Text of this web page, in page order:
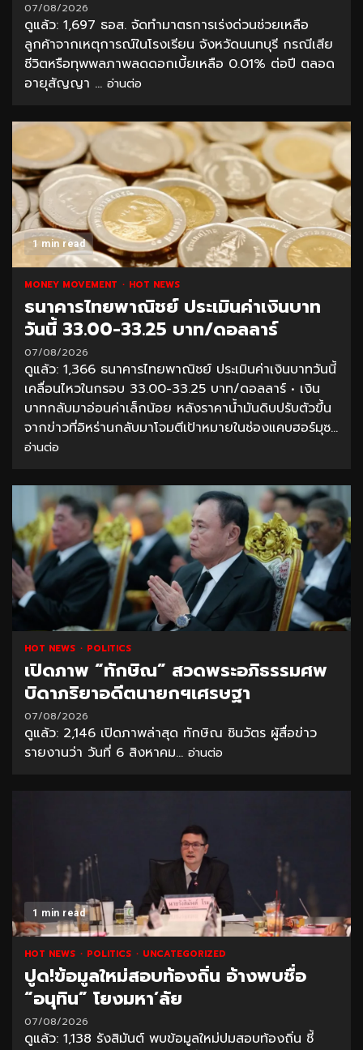
07/08/2026
ดูแล้ว: 1,697 ธอส. จัดทำมาตรการเร่งด่วนช่วยเหลือ
ลูกค้าจากเหตุการณ์ในโรงเรียน จังหวัดนนทบุรี กรณีเสีย
ชีวิตหรือทุพพลภาพลดดอกเบี้ยเหลือ 0.01% ต่อปี ตลอด
อายุสัญญา ... อ่านต่อ
1 min read
MONEY MOVEMENT HOT NEWS
ธนาคารไทยพาณิชย์ ประเมินค่าเงินบาท
วันนี้ 33.00-33.25 บาท/ดอลลาร์
07/08/2026
ดูแล้ว: 1,366 ธนาคารไทยพาณิชย์ ประเมินค่าเงินบาทวันนี้
เคลื่อนไหวในกรอบ 33.00-33.25 บาท/ดอลลาร์ • เงิน
บาทกลับมาอ่อนค่าเล็กน้อย หลังราคาน้ำมันดิบปรับตัวขึ้น
จากข่าวที่อิหร่านกลับมาโจมตีเป้าหมายในช่องแคบฮอร์มุซ...
อ่านต่อ
HOT NEWS POLITICS
เปิดภาพ “ทักษิณ” สวดพระอภิธรรมศพ
บิดาภริยาอดีตนายกฯเศรษฐา
07/08/2026
ดูแล้ว: 2,146 เปิดภาพล่าสุด ทักษิณ ชินวัตร ผู้สื่อข่าว
รายงานว่า วันที่ 6 สิงหาคม... อ่านต่อ
1 min read
HOT NEWS POLITICS UNCATEGORIZED
ปูด!ข้อมูลใหม่สอบท้องถิ่น อ้างพบชื่อ
“อนุทิน” โยงมหา’ลัย
07/08/2026
ดูแล้ว: 1,138 รังสิมันต์ พบข้อมูลใหม่ปมสอบท้องถิ่น ชี้